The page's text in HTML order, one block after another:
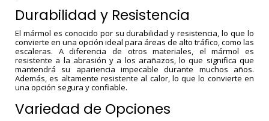
Durabilidad y Resistencia
El mármol es conocido por su durabilidad y resistencia, lo que lo
convierte en una opción ideal para áreas de alto tráfico, como las
escaleras. A diferencia de otros materiales, el mármol es
resistente a la abrasión y a los arañazos, lo que significa que
mantendrá su apariencia impecable durante muchos años.
Además, es altamente resistente al calor, lo que lo convierte en
una opción segura y confiable.
Variedad de Opciones